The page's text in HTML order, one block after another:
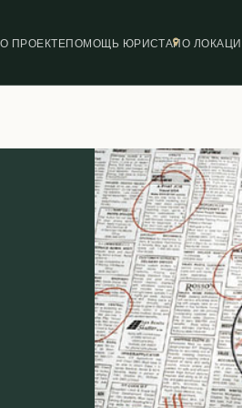
О ПРОЕКТЕПОМОЩЬ ЮРИСТАПО